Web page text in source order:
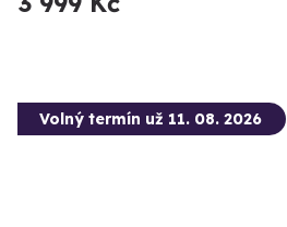
Volný termín už 11. 08. 2026